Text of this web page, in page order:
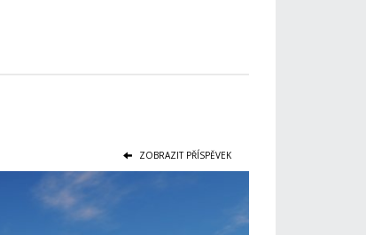
ZOBRAZIT PŘÍSPĚVEK